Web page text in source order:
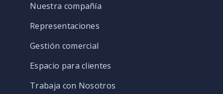
Nuestra compañía
Representaciones
Gestión comercial
Espacio para clientes
Trabaja con Nosotros